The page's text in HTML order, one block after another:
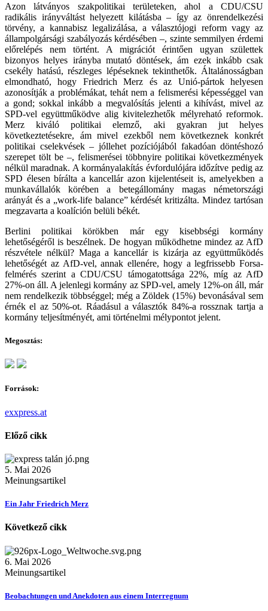
Azon látványos szakpolitikai területeken, ahol a CDU/CSU
radikális irányváltást helyezett kilátásba – így az önrendelkezési
törvény, a kannabisz legalizálása, a választójogi reform vagy az
állampolgársági szabályozás kérdésében –, szinte semmilyen érdemi
előrelépés nem történt. A migrációt érintően ugyan születtek
bizonyos helyes irányba mutató döntések, ám ezek inkább csak
csekély hatású, részleges lépéseknek tekinthetők. Általánosságban
elmondható, hogy Friedrich Merz és az Unió-pártok helyesen
azonosítják a problémákat, tehát nem a felismerési képességgel van
a gond; sokkal inkább a megvalósítás jelenti a kihívást, mivel az
SPD-vel együttműködve alig kivitelezhetők mélyreható reformok.
Merz kiváló politikai elemző, aki gyakran jut helyes
következtetésekre, ám mivel ezekből nem következnek konkrét
politikai cselekvések – jóllehet pozíciójából fakadóan döntéshozó
szerepet tölt be –, felismerései többnyire politikai következmények
nélkül maradnak. A kormányalakítás évfordulójára időzítve pedig az
SPD élesen bírálta a kancellár azon kijelentéseit is, amelyekben a
munkavállalók körében a betegállomány magas németországi
arányát és a „work-life balance” kérdését kritizálta. Mindez tartósan
megzavarta a koalíción belüli békét.
Berlini politikai körökben már egy kisebbségi kormány
lehetőségéről is beszélnek. De hogyan működhetne mindez az AfD
részvétele nélkül? Maga a kancellár is kizárja az együttműködés
lehetőségét az AfD-vel, annak ellenére, hogy a legfrissebb Forsa-
felmérés szerint a CDU/CSU támogatottsága 22%, míg az AfD
27%-on áll. A jelenlegi kormány az SPD-vel, amely 12%-on áll, már
nem rendelkezik többséggel; még a Zöldek (15%) bevonásával sem
érnék el az 50%-ot. Ráadásul a választók 84%-a rossznak tartja a
kormány teljesítményét, ami történelmi mélypontot jelent.
Megosztás:
Források:
exxpress.at
Előző cikk
5. Mai 2026
Meinungsartikel
Ein Jahr Friedrich Merz
Következő cikk
6. Mai 2026
Meinungsartikel
Beobachtungen und Anekdoten aus einem Interregnum